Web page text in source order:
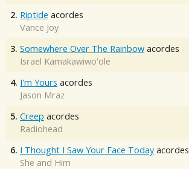
2. Riptide acordes
Vance Joy
3. Somewhere Over The Rainbow acordes
Israel Kamakawiwo'ole
4. I'm Yours acordes
Jason Mraz
5. Creep acordes
Radiohead
6. I Thought I Saw Your Face Today acordes
She and Him